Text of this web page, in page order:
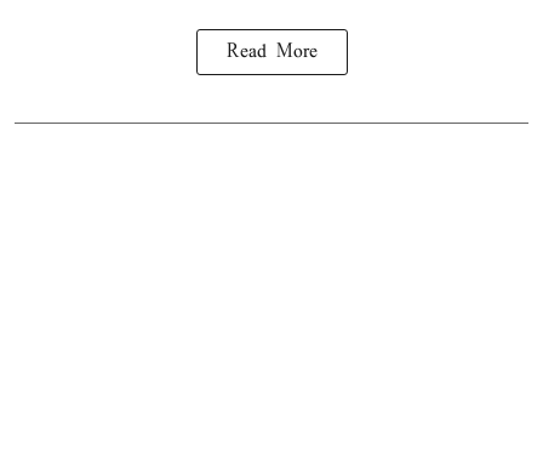
Read More